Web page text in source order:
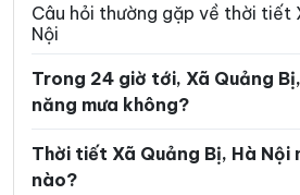
Phường Xuân Đỉnh
Phường Yên Hòa
Phường Yên Sở Xã
Xã Bát Tràng
Câu hỏi thường gặp về thời tiết
Nội
Trong 24 giờ tới, Xã Quảng
năng mưa không?
Thời tiết Xã Quảng Bị, Hà Nội
nào?